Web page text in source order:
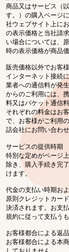
商品又はサービス（
す。）の購入ページ
社ウェブサイト上に
の表示価格と当社請
い場合については、
時の表示価格が商品
販売価格以外でお客
インターネット接続
業者への通信料が発
からのご利用には、
料又はパケット通信
それぞれの料金はお
で、お客様がご利用
話会社にお問い合わ
サービスの提供時期
特別な定めがページ
除き、購入手続き完
けます。
代金の支払い時期お
原則クレジットカー
決済されます。お支
規約に従って支払う
お客様都合による返品
お客様都合による本